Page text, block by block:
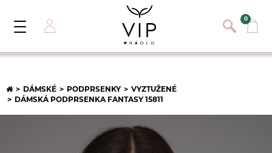
Přihlásit se
Registrace nového zákazníka
Zapomněli jste heslo ?
0
Toggle
DÁMSKÉ PODPRSENKY
VYZTUŽENÉ
DÁMSKÁ PODPRSENKA FANTASY 15811